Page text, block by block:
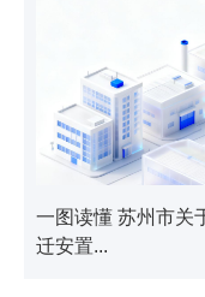
一图读懂 苏州市关
迁安置...